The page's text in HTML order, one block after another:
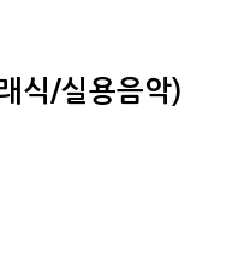
식/실용음악)